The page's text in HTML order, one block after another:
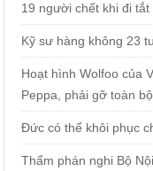
19 người chết khi đi
Kỹ sư hàng không 23
Hoạt hình Wolfoo của
Peppa, phải gỡ toàn
Đức có thể khôi phục
Thẩm phán nghi Bộ